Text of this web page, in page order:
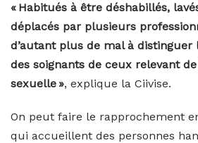
« Habitués à être déshabillés,
déplacés par plusieurs
d’autant plus de mal à distinguer
des soignants de ceux relevant
sexuelle », explique la Ciivise.
On peut faire le rapprochement
qui accueillent des personnes